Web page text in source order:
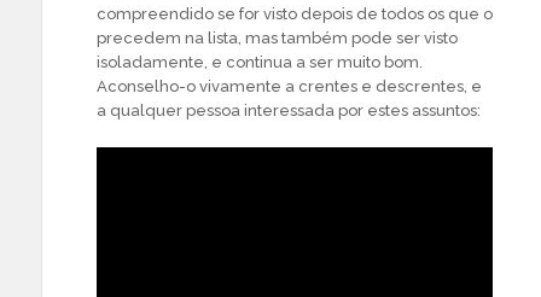
compreendido se for visto depois de todos os que o
precedem na lista, mas também pode ser visto
isoladamente, e continua a ser muito bom.
Aconselho-o vivamente a crentes e descrentes, e
a qualquer pessoa interessada por estes assuntos: